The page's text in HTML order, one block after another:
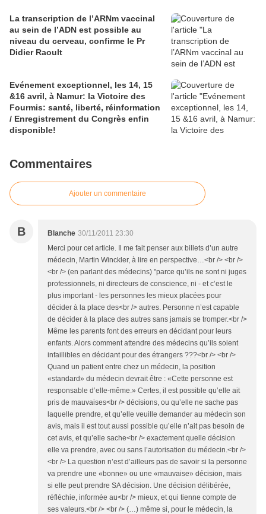
La transcription de l’ARNm vaccinal
au sein de l’ADN est possible au
niveau du cerveau, confirme le Pr
Didier Raoult
Evénement exceptionnel, les 14, 15
&16 avril, à Namur: la Victoire des
Fourmis: santé, liberté, réinformation
/ Enregistrement du Congrès enfin
disponible!
Commentaires
Ajouter un commentaire
B Blanche 30/11/2011 23:30
Merci pour cet article. Il me fait penser aux billets d’un autre
médecin, Martin Winckler, à lire en perspective…<br /> <br />
<br /> (en parlant des médecins) "parce qu’ils ne sont ni juges
professionnels, ni directeurs de conscience, ni - et c’est le
plus important - les personnes les mieux placées pour
décider à la place des<br /> autres. Personne n’est capable
de décider à la place des autres sans jamais se tromper.<br />
Même les parents font des erreurs en décidant pour leurs
enfants. Alors comment attendre des médecins qu’ils soient
infaillibles en décidant pour des étrangers ???<br /> <br />
Quand un patient entre chez un médecin, la position
«standard» du médecin devrait être : «Cette personne est
responsable d’elle-même.» Certes, il est possible qu’elle ait
pris de mauvaises<br /> décisions, ou qu’elle ne sache pas
laquelle prendre, et qu’elle veuille demander au médecin son
avis, mais il est tout aussi possible qu’elle n’ait pas besoin de
cet avis, et qu’elle sache<br /> exactement quelle décision
elle va prendre, avec ou sans l’autorisation du médecin.<br />
<br /> La question n’est d’ailleurs pas de savoir si la personne
va prendre une «bonne» ou une «mauvaise» décision, mais
si elle peut prendre SA décision. Une décision délibérée,
réfléchie, informée au<br /> mieux, et qui tienne compte de
ses valeurs.<br /> <br /> (…) même si, pour le médecin, la